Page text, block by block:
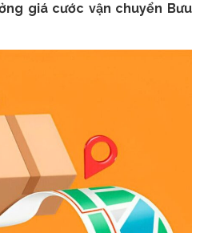
giá cước vận chuyển Bưu